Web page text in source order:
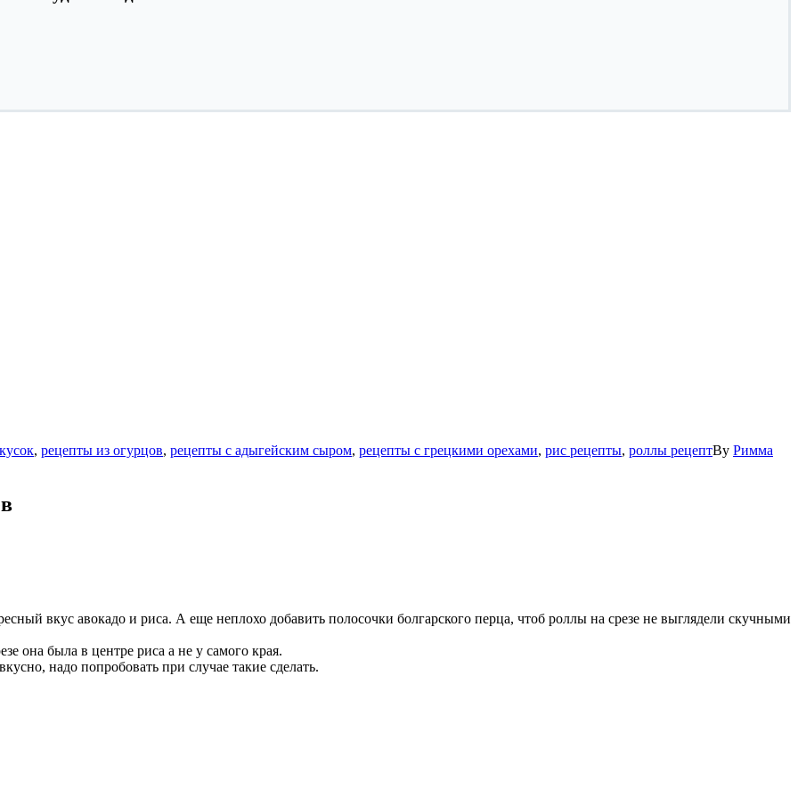
, рецепты из огурцов, рецепты с адыгейским сыром, рецепты с грецкими орехами, рис рецепты, роллы рецептBy Римма
вкус авокадо и риса. А еще неплохо добавить полосочки болгарского перца, чтоб роллы на срезе не выглядели скучными
она была в центре риса а не у самого края.
надо попробовать при случае такие сделать.